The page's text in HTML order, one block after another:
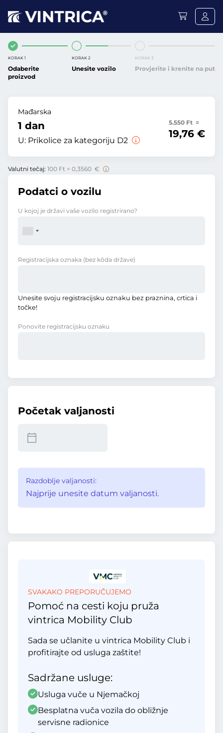
KORAK 1
Odaberite
proizvod
KORAK 2
Unesite vozilo
KORAK 3
Provjerite i krenite na put
Mađarska
1 dan
U: Prikolice za kategoriju D2
5.550 Ft =
19,76 €
Valutni tečaj: 100 Ft = 0,3560 €
Podatci o vozilu
U kojoj je državi vaše vozilo registrirano?
Registracijska oznaka (bez kôda države)
Unesite svoju registracijsku oznaku bez praznina, crtica i
točke!
Ponovite registracijsku oznaku
Početak valjanosti
Razdoblje valjanosti:
Najprije unesite datum valjanosti.
SVAKAKO PREPORUČUJEMO
Pomoć na cesti koju pruža
vintrica Mobility Club
Sada se učlanite u vintrica Mobility Club i
profitirajte od usluga zaštite!
Sadržane usluge:
Usluga vuče u Njemačkoj
Besplatna vuča vozila do obližnje
servisne radionice